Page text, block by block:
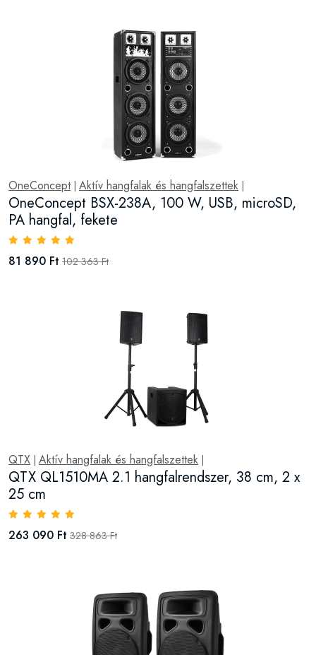
OneConcept| Aktív hangfalak és hangfalszettek
OneConcept BSX-238A, 100 W, USB, microSD,
PA hangfal, fekete
81 890 Ft 102 363 Ft
QTX Aktív hangfalak és hangfalszettek
QTX QL1510MA 2.1 hangfalrendszer, 38 cm, 2 x
25 cm
263 090 Ft 328 863 Ft